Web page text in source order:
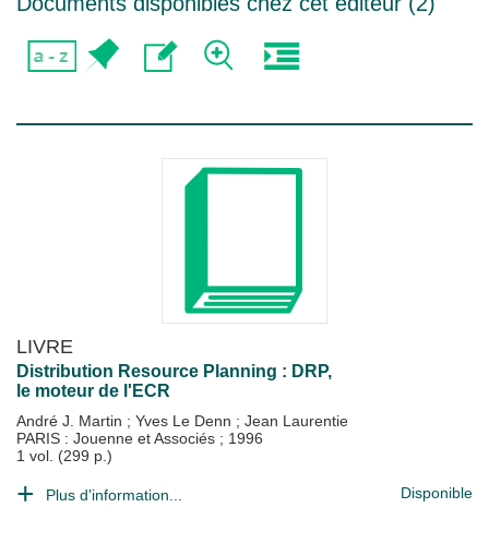
LIVRE
Distribution Resource Planning : DRP,
le moteur de l'ECR
André J. Martin ; Yves Le Denn ; Jean Laurentie
PARIS : Jouenne et Associés ; 1996
1 vol. (299 p.)
Plus d'information... Disponible